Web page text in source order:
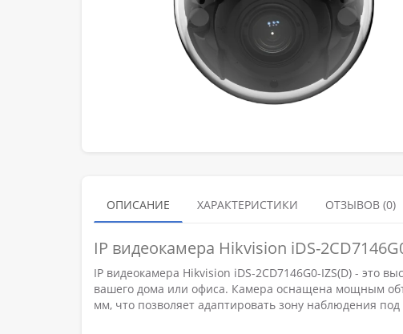
ОПИСАНИЕ ХАРАКТЕРИСТИКИ ОТЗЫВОВ (0)
IP видеокамера Hikvision іDS-
IP видеокамера Hikvision іDS-2CD7146G0-IZS(D) - это
вашего дома или офиса. Камера оснащена мощным
мм, что позволяет адаптировать зону наблюдения